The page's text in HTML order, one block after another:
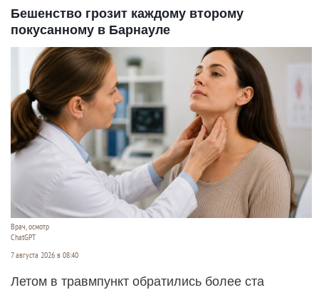
Бешенство грозит каждому второму
покусанному в Барнауле
Врач, осмотр
ChatGPT
7 августа 2026 в 08:40
Летом в травмпункт обратились более ста